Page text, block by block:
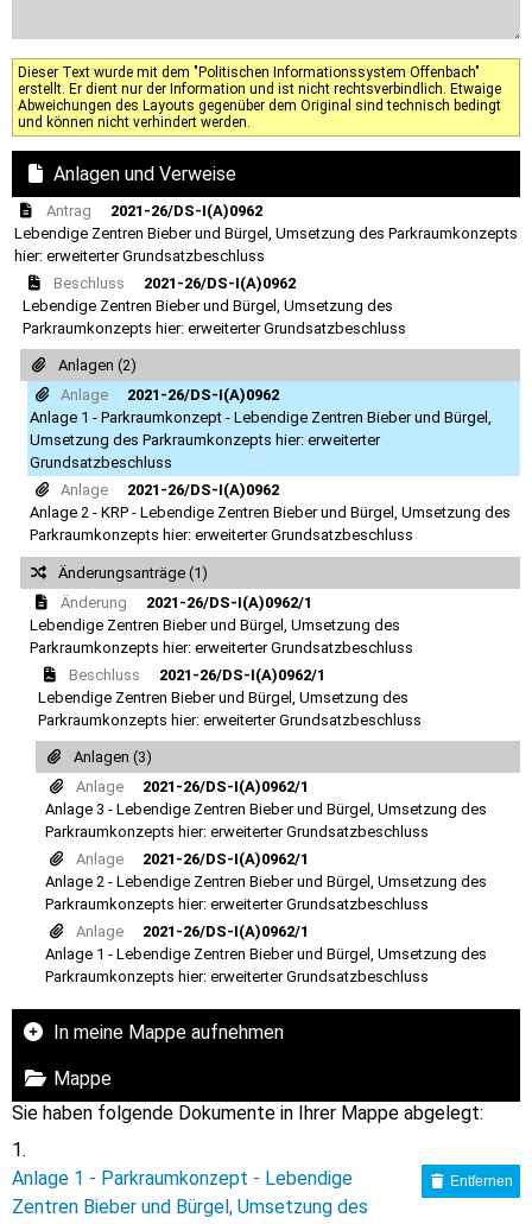
Dieser Text wurde mit dem "Politischen Informationssystem Offenbach"
erstellt. Er dient nur der Information und ist nicht rechtsverbindlich. Etwaige
Abweichungen des Layouts gegenüber dem Original sind technisch bedingt
und können nicht verhindert werden.
Anlagen und Verweise
Antrag
2021-26/DS-I(A)0962
Lebendige Zentren Bieber und Bürgel, Umsetzung des Parkraumkonzepts
hier: erweiterter Grundsatzbeschluss
Beschluss
2021-26/DS-I(A)0962
Lebendige Zentren Bieber und Bürgel, Umsetzung des
Parkraumkonzepts hier: erweiterter Grundsatzbeschluss
Anlagen (2)
Anlage
2021-26/DS-I(A)0962
Anlage 1 - Parkraumkonzept - Lebendige Zentren Bieber und Bürgel,
Umsetzung des Parkraumkonzepts hier: erweiterter
Grundsatzbeschluss
Anlage
2021-26/DS-I(A)0962
Anlage 2 - KRP - Lebendige Zentren Bieber und Bürgel, Umsetzung des
Parkraumkonzepts hier: erweiterter Grundsatzbeschluss
Änderungsanträge (1)
Änderung
2021-26/DS-I(A)0962/1
Lebendige Zentren Bieber und Bürgel, Umsetzung des
Parkraumkonzepts hier: erweiterter Grundsatzbeschluss
Beschluss
2021-26/DS-I(A)0962/1
Lebendige Zentren Bieber und Bürgel, Umsetzung des
Parkraumkonzepts hier: erweiterter Grundsatzbeschluss
Anlagen (3)
Anlage
2021-26/DS-I(A)0962/1
Anlage 3 - Lebendige Zentren Bieber und Bürgel, Umsetzung des
Parkraumkonzepts hier: erweiterter Grundsatzbeschluss
Anlage
2021-26/DS-I(A)0962/1
Anlage 2 - Lebendige Zentren Bieber und Bürgel, Umsetzung des
Parkraumkonzepts hier: erweiterter Grundsatzbeschluss
Anlage
2021-26/DS-I(A)0962/1
Anlage 1 - Lebendige Zentren Bieber und Bürgel, Umsetzung des
Parkraumkonzepts hier: erweiterter Grundsatzbeschluss
In meine Mappe aufnehmen
Mappe
Sie haben folgende Dokumente in Ihrer Mappe abgelegt:
Anlage 1 - Parkraumkonzept - Lebendige
Zentren Bieber und Bürgel, Umsetzung des
Entfernen